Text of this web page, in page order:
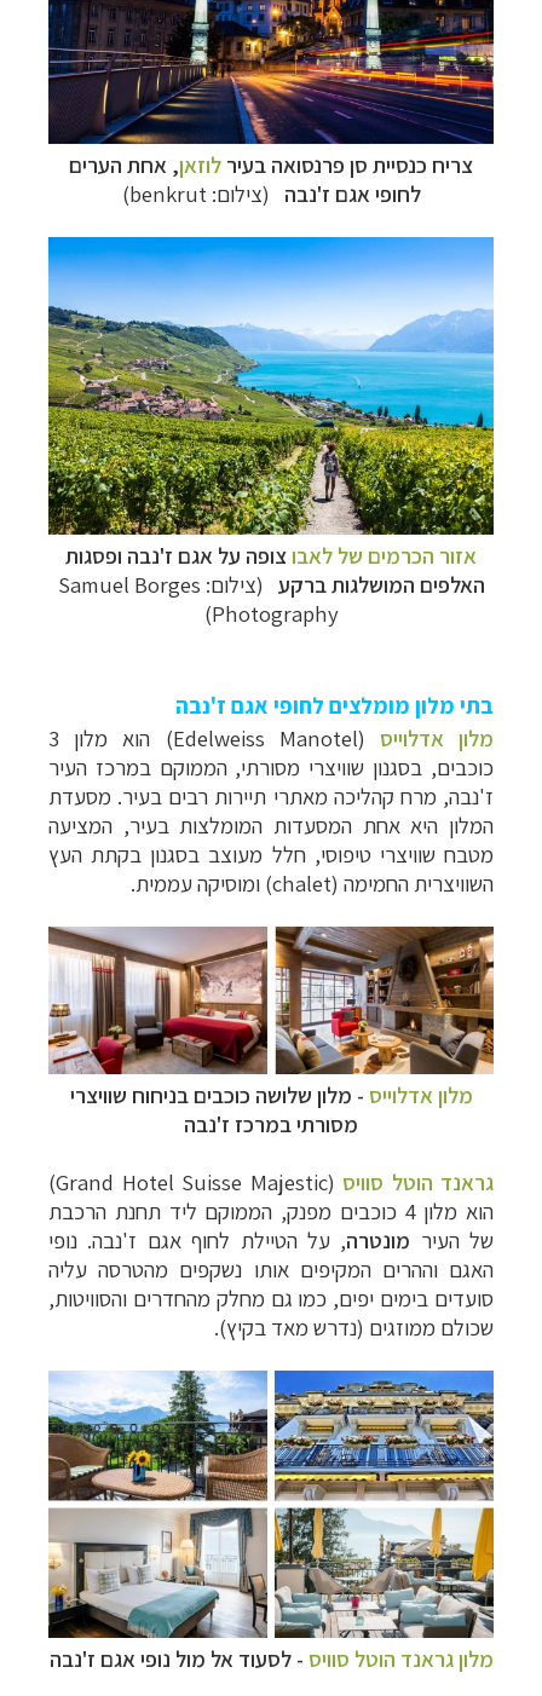
צריח כנסיית סן פרנסואה בעיר לוזאן, אחת הערים
לחופי אגם ז'נבה (צילום:benkrut
)
אזור הכרמים של לאבוצופה על אגם ז'נבה ופסגות
האלפים המושלגות ברקע
(צילום: Samuel Borges
Photography)
בתי מלון מומלצים לחופי אגם ז'נבה
מלון אדלוייס
(Edelweiss Manotel) הוא מלון 3
כוכבים, בסגנון שוויצרי מסורתי, הממוקם במרכז העיר
ז'נבה, מרח קהליכה מאתרי תיירות רבים בעיר. מסעדת
המלון היא אחת המסעדות המומלצות בעיר, המציעה
מטבח שוויצרי טיפוסי, חלל מעוצב בסגנון בקתת העץ
השוויצרית החמימה (chalet) ומוסיקה עממית.
מלון אדלוייס - מלון שלושה כוכבים בניחוח שוויצרי
מסורתי במרכז ז'נבה
גראנד הוטל סוויס (
Grand Hotel Suisse Majestic
)
הוא מלון 4 כוכבים מפנק, הממוקם ליד תחנת הרכבת
של העיר מונטרה, על הטיילת לחוף אגם ז'נבה. נופי
האגם וההרים המקיפים אותו נשקפים מהטרסה עליה
סועדים בימים יפים, כמו גם מחלק מהחדרים והסוויטות,
שכולם ממוזגים (נדרש מאד בקיץ).
מלון גראנד הוטל סוויס - לסעוד אל מול נופי אגם ז'נבה